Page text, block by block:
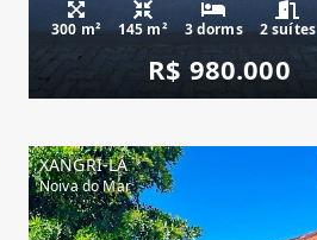
300 m² 145 m² 3 dorms 2 suítes
R$ 980.000
XANGRI-LÁ
Noiva do Mar